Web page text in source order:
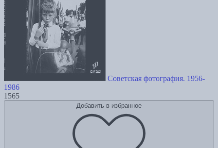
Советская фотография. 1956-
1986
1565
Добавить в избранное